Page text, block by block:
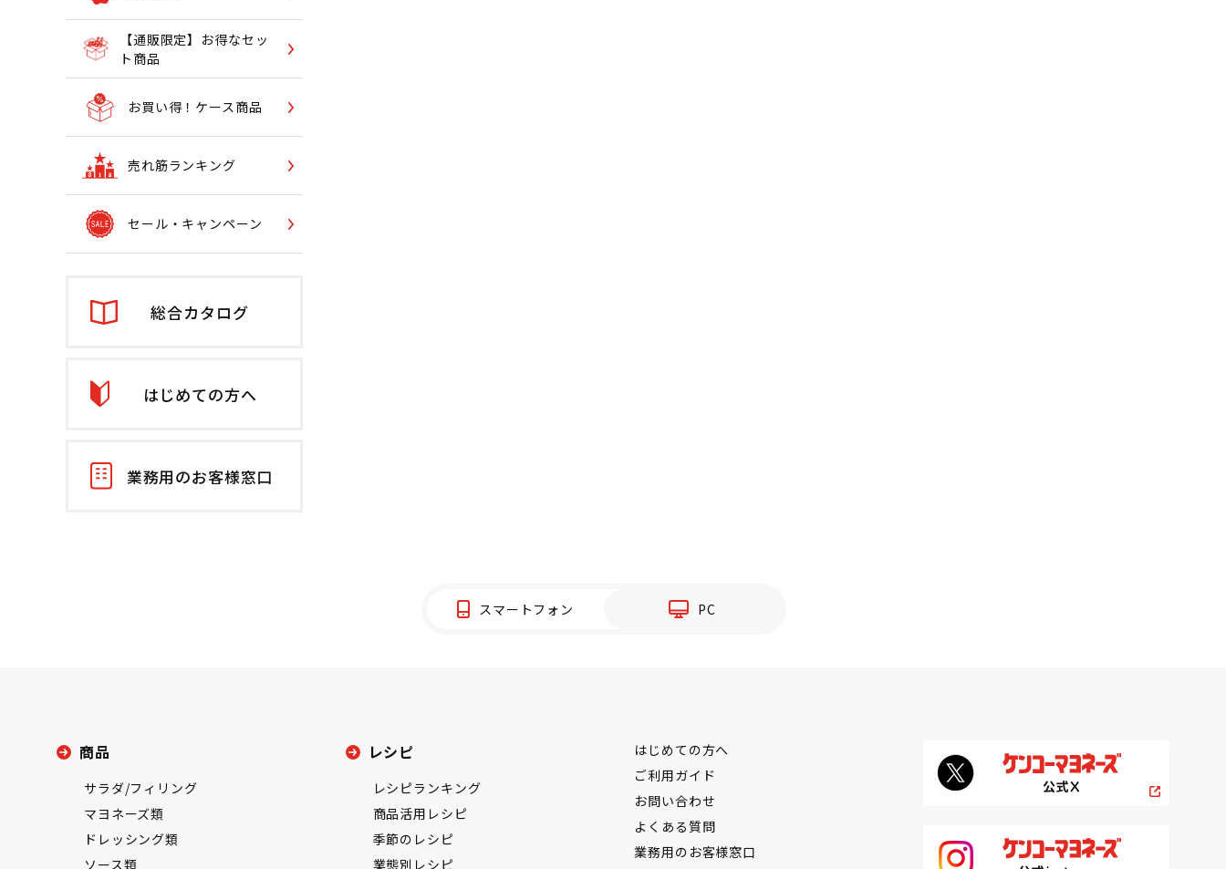
【通販限定】お得なセッ
ト商品
お買い得！ケース商品
売れ筋ランキング
セール・キャンペーン
総合カタログ
はじめての方へ
業務用のお客様窓口
スマートフォン PC
商品
サラダ/フィリング
マヨネーズ類
ドレッシング類
ソース類
レシピ
レシピランキング
商品活用レシピ
季節のレシピ
業態別レシピ
はじめての方へ
ご利用ガイド
お問い合わせ
よくある質問
業務用のお客様窓口